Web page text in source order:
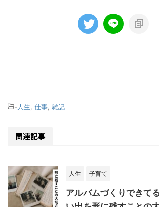
- 人生 仕事 雑記
関連記事
人生 子育て
アルバムづくりできて